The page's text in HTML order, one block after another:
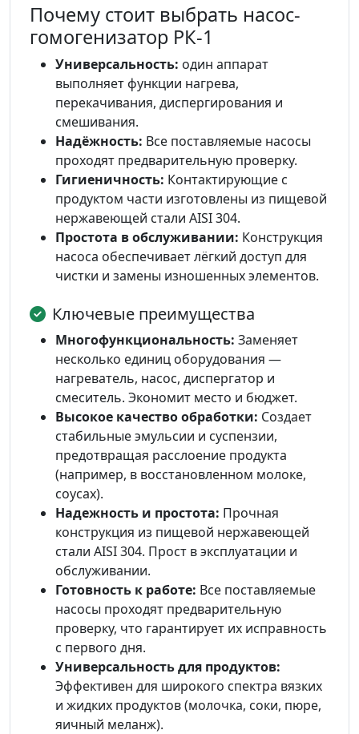
Почему стоит выбрать насос-
гомогенизатор РК-1
Универсальность: один аппарат
выполняет функции нагрева,
перекачивания, диспергирования и
смешивания.
Надёжность: Все поставляемые насосы
проходят предварительную проверку.
Гигиеничность: Контактирующие с
продуктом части изготовлены из пищевой
нержавеющей стали AISI 304.
Простота в обслуживании: Конструкция
насоса обеспечивает лёгкий доступ для
чистки и замены изношенных элементов.
Ключевые преимущества
Многофункциональность: Заменяет
несколько единиц оборудования —
нагреватель, насос, диспергатор и
смеситель. Экономит место и бюджет.
Высокое качество обработки: Создает
стабильные эмульсии и суспензии,
предотвращая расслоение продукта
(например, в восстановленном молоке,
соусах).
Надежность и простота: Прочная
конструкция из пищевой нержавеющей
стали AISI 304. Прост в эксплуатации и
обслуживании.
Готовность к работе: Все поставляемые
насосы проходят предварительную
проверку, что гарантирует их исправность
с первого дня.
Универсальность для продуктов:
Эффективен для широкого спектра вязких
и жидких продуктов (молочка, соки, пюре,
яичный меланж).